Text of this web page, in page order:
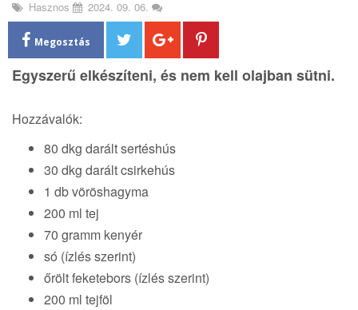
Hasznos 2024. 09. 06.
Megosztás
Egyszerű elkészíteni, és nem kell olajban sütni.
Hozzávalók:
80 dkg darált sertéshús
30 dkg darált csirkehús
1 db vöröshagyma
200 ml tej
70 gramm kenyér
só (ízlés szerint)
őrölt feketebors (ízlés szerint)
200 ml tejföl